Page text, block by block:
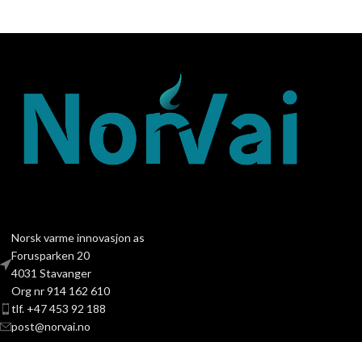
Norsk varme innovasjon as
Forusparken 20
4031 Stavanger
Org nr 914 162 610
tlf. +47 453 92 188
post@norvai.no